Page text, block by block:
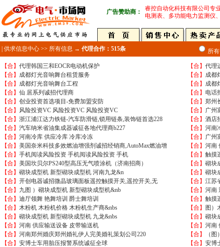
广告赞助商：
睿控自动化科技有限公司专
电测表、多功能电力监测仪
| 供求信息中心 >> 所有信息 → 代理合作：515条 所
【合】 代理韩国三和EOCR电动机保护 【合】 代理
【合】 成都灯光音响舞台租赁服务 【合】 成都
【合】 成都灯光音响舞台工程 【合】 成都
【合】 仙 居系列诚招代理商 【合】 电话
【合】 创业投资首选项目-免费加盟安防 【合】 郑州
【合】 风险投资VC 风险投资VC 风险投资VC 【合】 广州
【合】 浙江浦江达力铁链-汽车防滑链,锁用链条,装饰链首选228 【合】 酒店
【合】 汽车纳米省油集成器诚征各地代理商b227 【合】 河南
【合】 河南冷库 供应冷库 冷库冷冻 【合】 广州
【合】 美国奈米科技多效燃油增强剂诚招经销商,AutoMax燃油增 【合】 河南
【合】 手机阅读风险投资 手机阅读风险投资 手机 【合】 触摸
【合】 美国坎贝尔PS240型高压无气喷涂机（济南招商） 【合】 砌块
【合】 砌块成型机 新型砌块成型机 河南九龙&n 【合】 砌块
【合】 开创电器诚招微晶玻璃面板遥控触摸开关,遥控开关,无 【合】 江苏
【合】 九图 ）砌块成型机 新型砌块成型机&nb 【合】 河南
【合】 迪厅领舞 艳舞培训 爵士舞培训 【合】 触摸
【合】 木粉机 木粉机价格 木粉机生产商&nbs 【合】
图）
【合】 砌块成型机 新型砌块成型机 九龙&nbs 【合】 砌块
【合】 河南 供应输送设备 皮带输送机 【合】 河南
【合】 河南郑州婚庆郑州婚礼伊人完美婚礼策划公司220 【合】
（
【合】 安博士车用胎压报警系统诚征全球 【合】 安博